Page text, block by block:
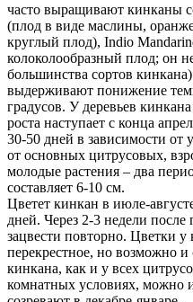
часто выращивают кинканы
(плод в виде маслины,
круглый плод), Indio
колоколообразный плод; он
большинства сортов
выдерживают понижение
градусов. У деревьев
роста наступает с конца
30-50 дней в зависимости от
от основных цитрусовых,
молодые растения – два
составляет 6-10 см.
Цветет кинкан в июле-
дней. Через 2-3 недели
зацвести повторно. Цветки
перекрестное, но возможно
кинкана, как и у всех
комнатных условиях, можно